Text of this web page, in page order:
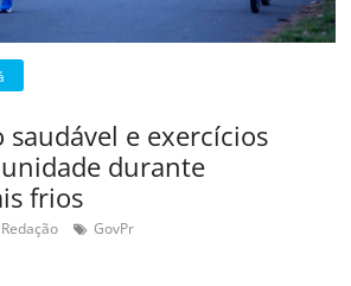
e exercícios
durante
frios
Redação GovPr